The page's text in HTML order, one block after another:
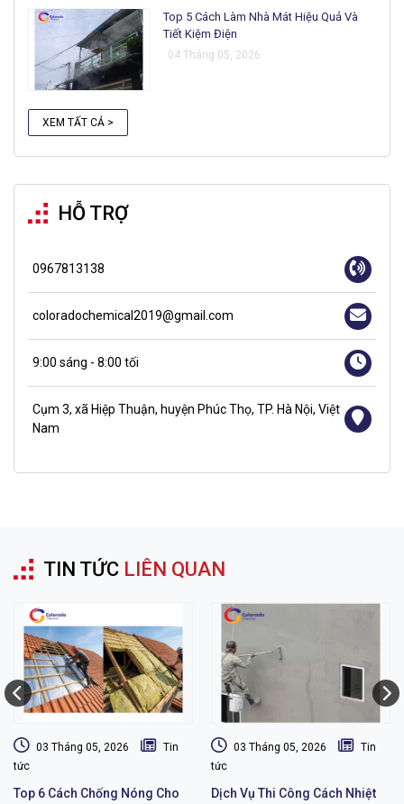
Top 5 Cách Làm Nhà Mát Hiệu Quả Và
Tiết Kiệm Điện
04 Tháng 05, 2026
XEM TẤT CẢ >
HỖ TRỢ
0967813138
coloradochemical2019@gmail.com
9:00 sáng - 8:00 tối
Cụm 3, xã Hiệp Thuận, huyện Phúc Thọ, TP. Hà Nội, Việt
Nam
TIN TỨC LIÊN QUAN
03 Tháng 05, 2026
Tin
tức
Top 6 Cách Chống Nóng Cho
03 Tháng 05, 2026
Tin
tức
Dịch Vụ Thi Công Cách Nhiệt